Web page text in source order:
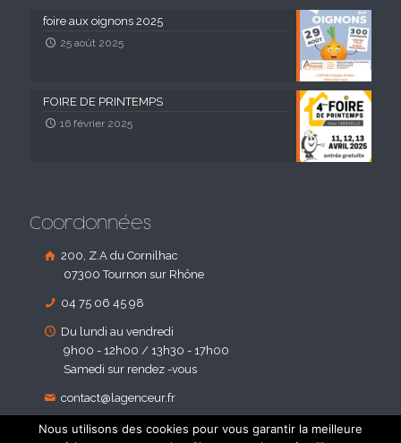
foire aux oignons 2025
25 août 2025
FOIRE DE PRINTEMPS
16 février 2025
Coordonnées
200, Z.A du Cornilhac
07300 Tournon sur Rhône
04 75 06 45 98
Du lundi au vendredi
9h00 - 12h00 / 13h30 - 17h00
Samedi sur rendez -vous
contact@lagenceur.fr
Nous utilisons des cookies pour vous garantir la meilleure